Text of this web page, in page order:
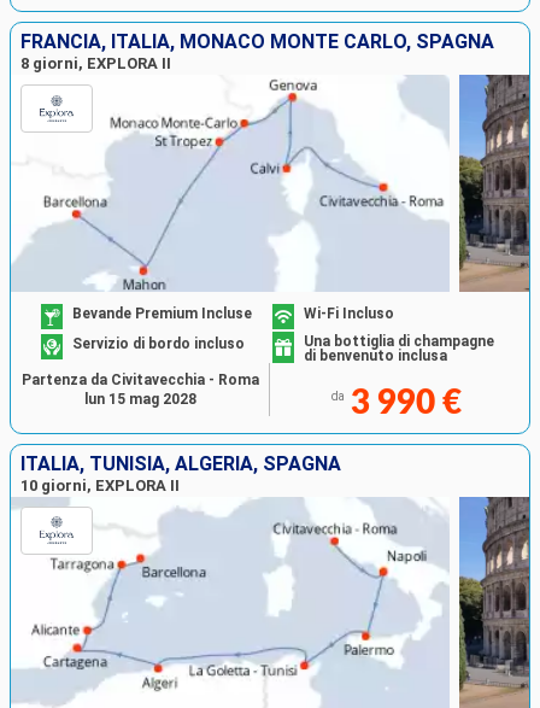
FRANCIA, ITALIA, MONACO MONTE CARLO, SPAGNA
8 giorni, EXPLORA II
Bevande Premium Incluse
Wi-Fi Incluso
Servizio di bordo incluso
Una bottiglia di champagne
di benvenuto inclusa
da 3 990 €
Partenza da Civitavecchia - Roma
lun 15 mag 2028
ITALIA, TUNISIA, ALGERIA, SPAGNA
10 giorni, EXPLORA II